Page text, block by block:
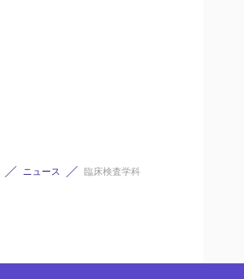
ニュース 臨床検査学科